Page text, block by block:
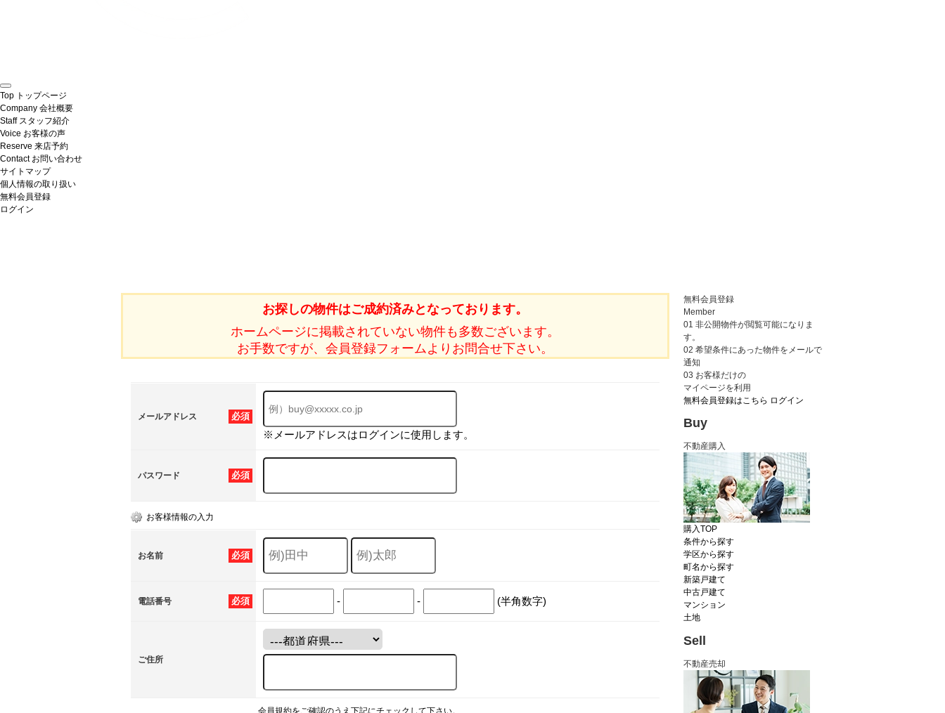
Top トップページ
Company 会社概要
Staff スタッフ紹介
Voice お客様の声
Reserve 来店予約
Contact お問い合わせ
サイトマップ
個人情報の取り扱い
無料会員登録
ログイン
お探しの物件はご成約済みとなっております。
ホームページに掲載されていない物件も多数ございます。
お手数ですが、会員登録フォームよりお問合せ下さい。
必須
メールアドレス
※メールアドレスはログインに使用します。
必須
パスワード
お客様情報の入力
必須
お名前
必須
電話番号 - - (半角数字)
ご住所
会員規約をご確認のうえ下記にチェックして下さい。
無料会員登録
Member
01 非公開物件が閲覧可能になりま
す。
02 希望条件にあった物件をメールで
通知
03 お客様だけの
マイページを利用
無料会員登録はこちら ログイン
Buy
不動産購入
購入TOP
条件から探す
学区から探す
町名から探す
新築戸建て
中古戸建て
マンション
土地
Sell
不動産売却